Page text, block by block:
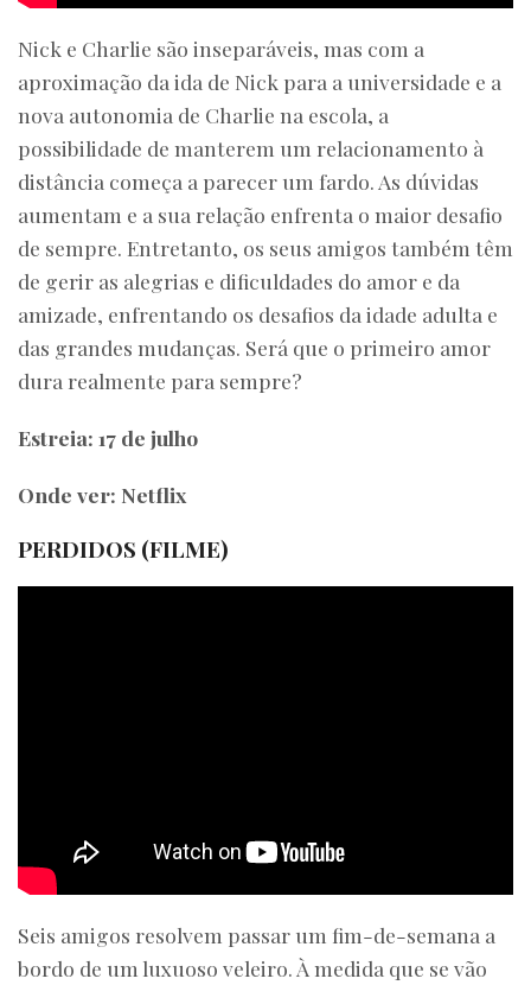
Nick e Charlie são inseparáveis, mas com a
aproximação da ida de Nick para a universidade e a
nova autonomia de Charlie na escola, a
possibilidade de manterem um relacionamento à
distância começa a parecer um fardo. As dúvidas
aumentam e a sua relação enfrenta o maior desafio
de sempre. Entretanto, os seus amigos também têm
de gerir as alegrias e dificuldades do amor e da
amizade, enfrentando os desafios da idade adulta e
das grandes mudanças. Será que o primeiro amor
dura realmente para sempre?
Estreia: 17 de julho
Onde ver: Netflix
PERDIDOS (FILME)
Seis amigos resolvem passar um fim-de-semana a
bordo de um luxuoso veleiro. À medida que se vão